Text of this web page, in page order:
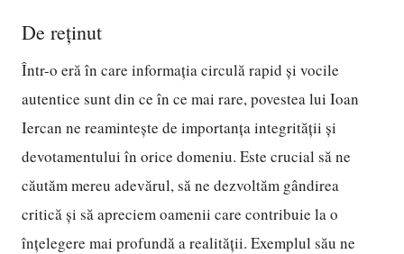
De reținut
Într-o eră în care informația circulă rapid și vocile
autentice sunt din ce în ce mai rare, povestea lui Ioan
Iercan ne reamintește de importanța integrității și
devotamentului în orice domeniu. Este crucial să ne
căutăm mereu adevărul, să ne dezvoltăm gândirea
critică și să apreciem oamenii care contribuie la o
înțelegere mai profundă a realității. Exemplul său ne